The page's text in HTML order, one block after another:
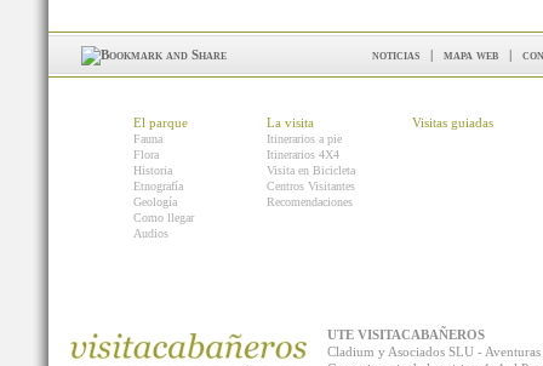
noticias | mapa web |
El parque
Fauna
Flora
Historia
Etnografía
Geología
Como llegar
Audios
La visita
Itinerarios a pie
Itinerarios 4X4
Visita en Bicicleta
Centros Visitantes
Recomendaciones
Visitas guiadas
UTE VISITACABAÑEROS
Cladium y Asociados SLU -